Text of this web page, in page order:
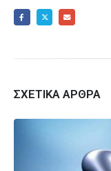
ΣΧΕΤΙΚΆ ΆΡΘΡΑ